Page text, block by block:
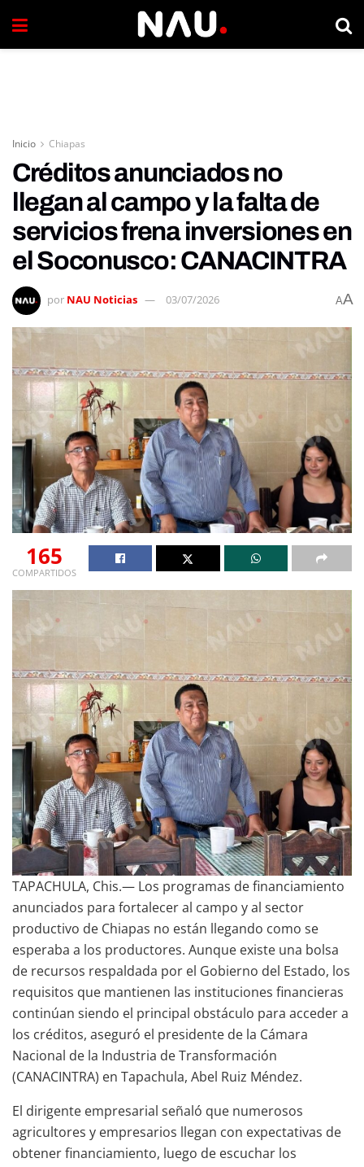
Inicio Chiapas
Créditos anunciados no
llegan al campo y la falta de
servicios frena inversiones en
el Soconusco: CANACINTRA
por NAU Noticias 03/07/2026 AA
165
COMPARTIDOS
TAPACHULA, Chis.— Los programas de financiamiento
anunciados para fortalecer al campo y al sector
productivo de Chiapas no están llegando como se
esperaba a los productores. Aunque existe una bolsa
de recursos respaldada por el Gobierno del Estado, los
requisitos que mantienen las instituciones financieras
continúan siendo el principal obstáculo para acceder a
los créditos, aseguró el presidente de la Cámara
Nacional de la Industria de Transformación
(CANACINTRA) en Tapachula, Abel Ruiz Méndez.
El dirigente empresarial señaló que numerosos
agricultores y empresarios llegan con expectativas de
obtener financiamiento, luego de escuchar los